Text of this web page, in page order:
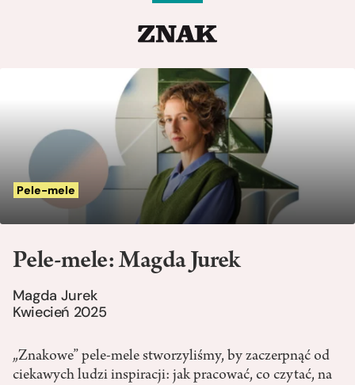
Pele-mele
Pele-mele: Magda Jurek
Magda Jurek
Kwiecień 2025
„Znakowe” pele-mele stworzyliśmy, by zaczerpnąć od
ciekawych ludzi inspiracji: jak pracować, co czytać, na